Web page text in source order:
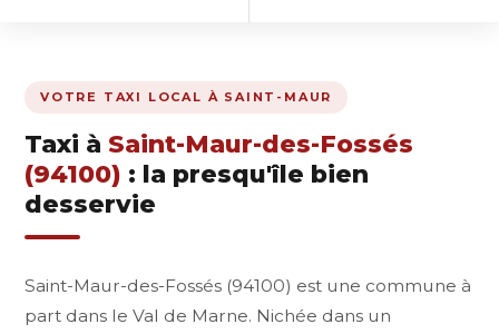
VOTRE TAXI LOCAL À SAINT-MAUR
Taxi à Saint-Maur-des-Fossés
(94100) : la presqu'île bien
desservie
Saint-Maur-des-Fossés (94100) est une commune à
part dans le Val de Marne. Nichée dans un